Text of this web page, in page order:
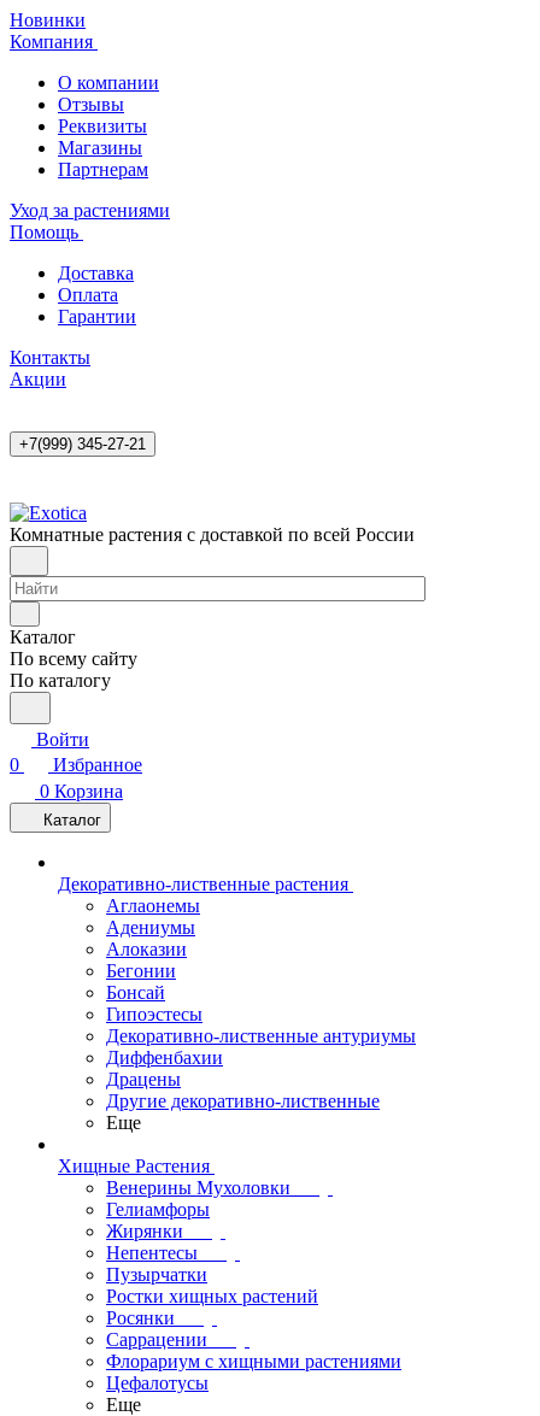
Новинки
Компания
О компании
Отзывы
Реквизиты
Магазины
Партнерам
Уход за растениями
Помощь
Доставка
Оплата
Гарантии
Контакты
Акции
+7(999) 345-27-21
Комнатные растения с доставкой по всей России
Каталог
По всему сайту
По каталогу
Войти
0
Избранное
0 Корзина
Каталог
Декоративно-лиственные растения
Аглаонемы
Адениумы
Алоказии
Бегонии
Бонсай
Гипоэстесы
Декоративно-лиственные антуриумы
Диффенбахии
Драцены
Другие декоративно-лиственные
Еще
Хищные Растения
Венерины Мухоловки
Гелиамфоры
Жирянки
Непентесы
Пузырчатки
Ростки хищных растений
Росянки
Саррацении
Флорариум с хищными растениями
Цефалотусы
Еще